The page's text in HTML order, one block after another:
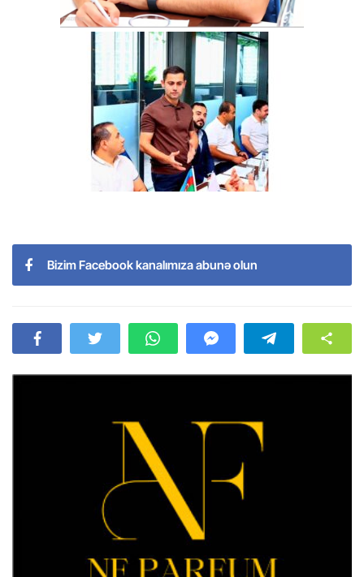
Bizim Facebook kanalımıza abunə olun